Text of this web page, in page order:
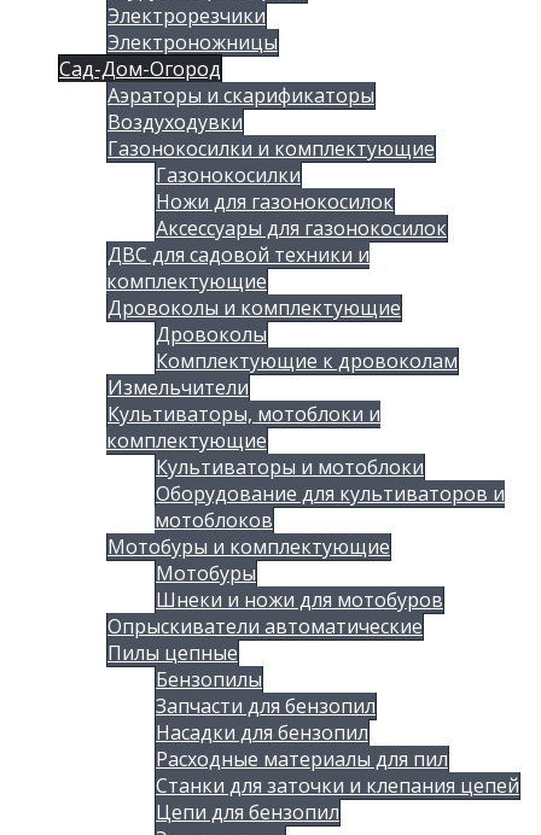
Электрорезчики
Электроножницы
Сад-Дом-Огород
Аэраторы и скарификаторы
Воздуходувки
Газонокосилки и комплектующие
Газонокосилки
Ножи для газонокосилок
Аксессуары для газонокосилок
ДВС для садовой техники и
комплектующие
Дровоколы и комплектующие
Дровоколы
Комплектующие к дровоколам
Измельчители
Культиваторы, мотоблоки и
комплектующие
Культиваторы и мотоблоки
Оборудование для культиваторов и
мотоблоков
Мотобуры и комплектующие
Мотобуры
Шнеки и ножи для мотобуров
Опрыскиватели автоматические
Пилы цепные
Бензопилы
Запчасти для бензопил
Насадки для бензопил
Расходные материалы для пил
Станки для заточки и клепания цепей
Цепи для бензопил